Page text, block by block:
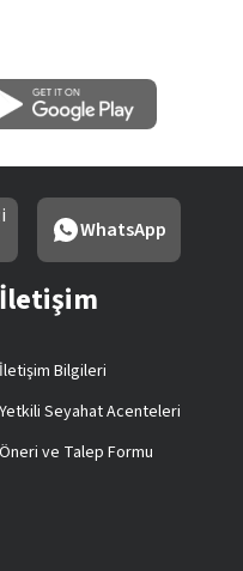
WhatsApp
İletişim
İletişim Bilgileri
Yetkili Seyahat Acenteleri
Öneri ve Talep Formu